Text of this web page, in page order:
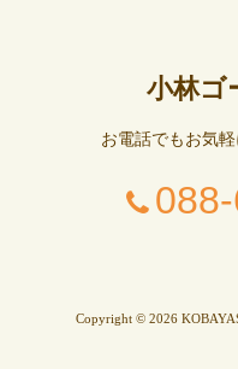
小林ゴ
お電話でもお気
Copyright © 2026